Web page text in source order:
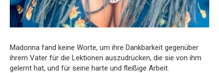
Madonna fand keine Worte, um ihre Dankbarkeit gegenüber
ihrem Vater für die Lektionen auszudrücken, die sie von ihm
gelernt hat, und für seine harte und fleißige Arbeit.